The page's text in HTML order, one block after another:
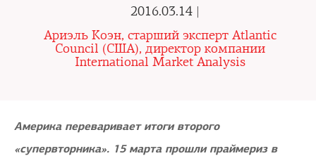
2016.03.14 |
Ариэль Коэн, старший эксперт Atlantic
Council (США), директор компании
International Market Analysis
Америка переваривает итоги второго
«супервторника». 15 марта прошли праймериз в